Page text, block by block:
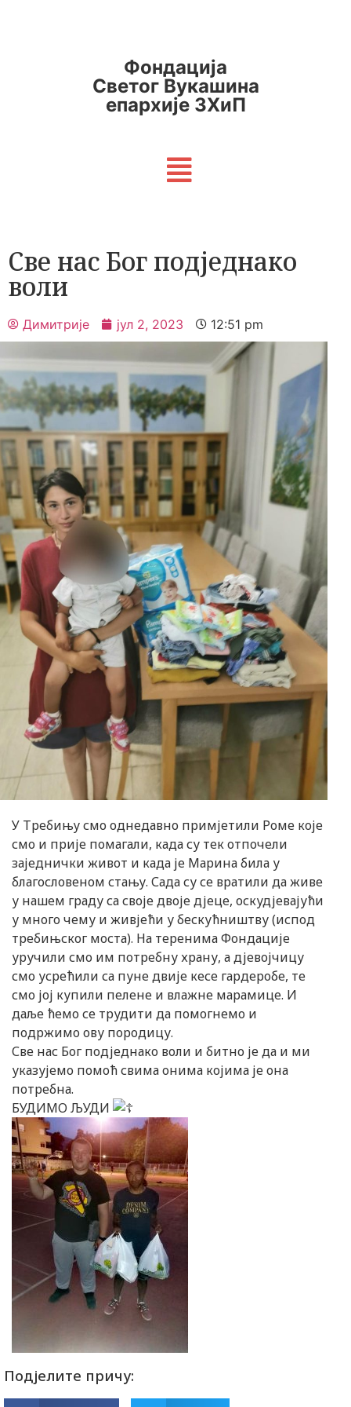
Фондација
Светог Вукашина
епархије ЗХиП
Све нас Бог подједнако
воли
Димитрије јул 2, 2023 12:51 pm
У Требињу смо однедавно примјетили Роме које
смо и прије помагали, када су тек отпочели
заједнички живот и када је Марина била у
благословеном стању. Сада су се вратили да живе
у нашем граду са своје двоје дјеце, оскудјевајући
у много чему и живјећи у бескућништву (испод
требињског моста). На теренима Фондације
уручили смо им потребну храну, а дјевојчицу
смо усрећили са пуне двије кесе гардеробе, те
смо јој купили пелене и влажне марамице. И
даље ћемо се трудити да помогнемо и
подржимо ову породицу.
Све нас Бог подједнако воли и битно је да и ми
указујемо помоћ свима онима којима је она
потребна.
БУДИМО ЉУДИ
Подјелите причу: